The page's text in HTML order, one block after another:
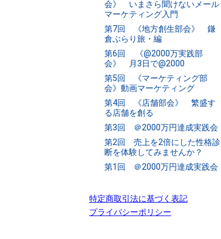
会》 いまさら聞けないメール
マーケティング入門
第7回 《地方創生部会》 鎌
倉ぶらり旅・編
第6回 《@2000万実践部
会》 月3日で@2000
第5回 《マーケティング部
会》動画マーケティング
第4回 《店舗部会》 繁盛す
る店舗を創る
第3回 ＠2000万円達成実践会
第2回 売上を2倍にした性格診
断を体験してみませんか？
第1回 ＠2000万円達成実践会
特定商取引法に基づく表記
プライバシーポリシー